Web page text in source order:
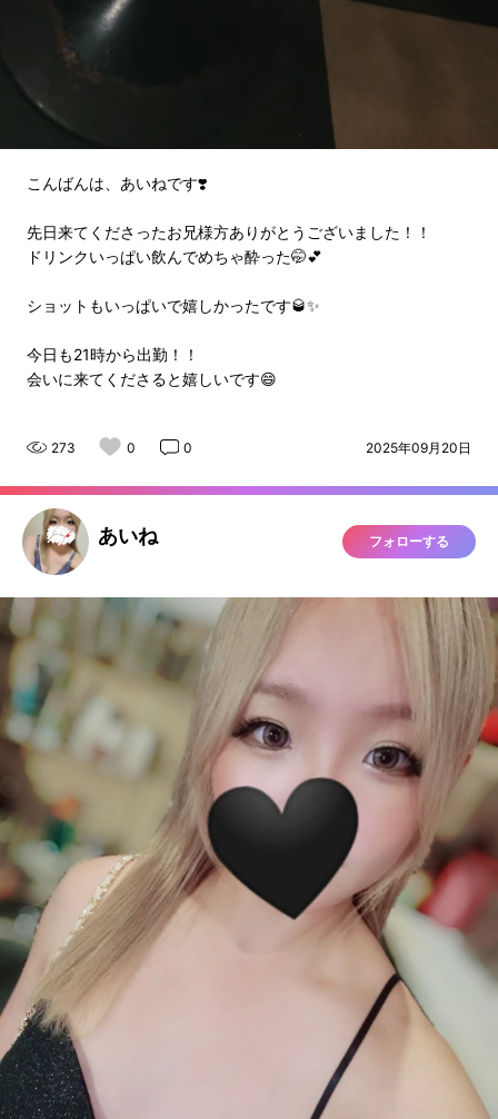
こんばんは、あいねです❣️
先日来てくださったお兄様方ありがとうございました！！
ドリンクいっぱい飲んでめちゃ酔った🤭💕
ショットもいっぱいで嬉しかったです🥃✨
今日も21時から出勤！！
会いに来てくださると嬉しいです😄
273 0 0 2025年09月20日
あいね フォローする